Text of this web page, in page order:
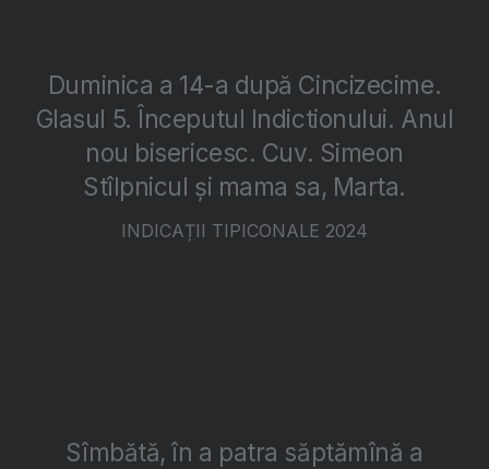
Duminica a 14-a după Cincizecime.
Glasul 5. Începutul Indictionului. Anul
nou bisericesc. Cuv. Simeon
Stîlpnicul și mama sa, Marta.
INDICAȚII TIPICONALE 2024
Sîmbătă, în a patra săptămînă a